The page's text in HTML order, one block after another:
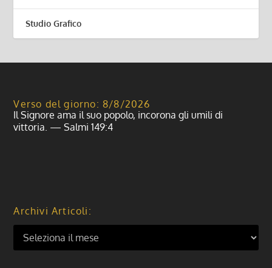
Studio Grafico
Verso del giorno: 8/8/2026
Il Signore ama il suo popolo, incorona gli umili di
vittoria. — Salmi 149:4
Archivi Articoli: